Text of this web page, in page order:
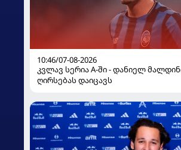
10:46/07-08-2026
კვლავ სერია A-ში - დანიელ
ღირსებას დაიცავს